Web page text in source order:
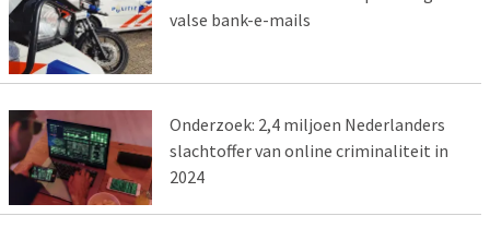
valse bank-e-mails
Onderzoek: 2,4 miljoen Nederlanders
slachtoffer van online criminaliteit in
2024